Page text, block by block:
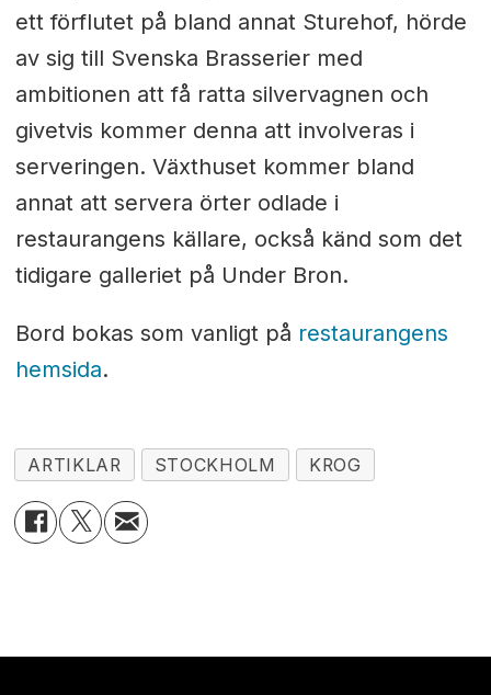
ett förflutet på bland annat Sturehof, hörde
av sig till Svenska Brasserier med
ambitionen att få ratta silvervagnen och
givetvis kommer denna att involveras i
serveringen. Växthuset kommer bland
annat att servera örter odlade i
restaurangens källare, också känd som det
tidigare galleriet på Under Bron.
Bord bokas som vanligt på restaurangens
hemsida.
ARTIKLAR STOCKHOLM KROG